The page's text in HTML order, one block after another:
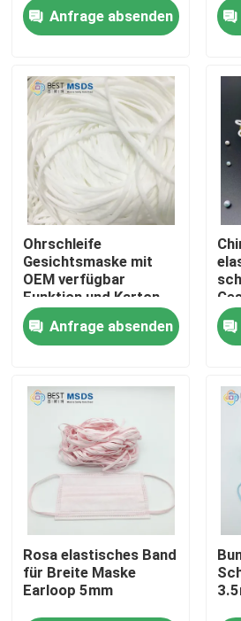
Nach Hause
Über uns
Kontakte
Produkte
Gesichtsmaske-elastische
Weiche elastische Ohr-
Rundes elastisches Earloop
Elastische Schnur Earloop
Elastische Ohr-Bänder
Anfrage absenden
Ohrschleife
Gesichtsmaske mit
OEM verfügbar
Funktion und Karton
Packung und mehr
Anfrage absenden
Rosa elastisches Band
für Breite Maske
Earloop 5mm